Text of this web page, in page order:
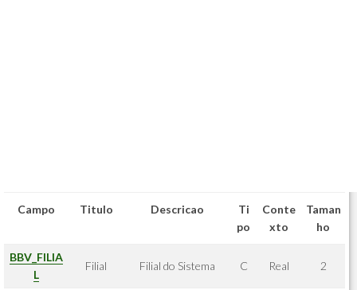
Campo Titulo Descricao
Ti
po
Conte
xto
Taman
ho
BBV_FILIA
L
Filial Filial do Sistema C Real 2